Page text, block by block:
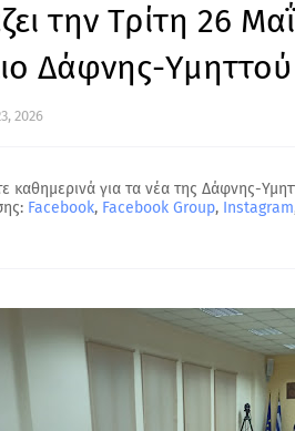
την Τρίτη 26
Δάφνης-Υμηττού
2026
καθημερινά για τα νέα της Δάφνης-
Facebook, Facebook Group, Instagram